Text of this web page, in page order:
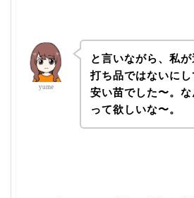
yume
と言いながら、私
打ち品ではないに
安い苗でした〜。
って欲しいな〜。